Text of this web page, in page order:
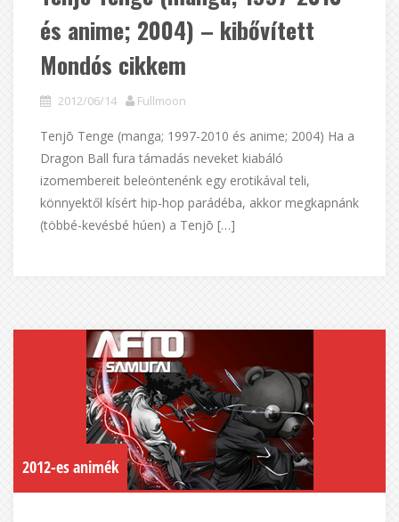
és anime; 2004) – kibővített
Mondós cikkem
2012/06/14 Fullmoon
Tenjō Tenge (manga; 1997-2010 és anime; 2004) Ha a
Dragon Ball fura támadás neveket kiabáló
izomembereit beleöntenénk egy erotikával teli,
könnyektől kísért hip-hop parádéba, akkor megkapnánk
(többé-kevésbé húen) a Tenjō […]
2012-es animék